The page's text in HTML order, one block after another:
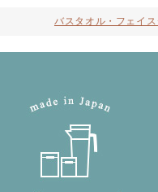
バスタオル・フェイ